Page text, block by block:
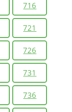
716
721
726
731
736